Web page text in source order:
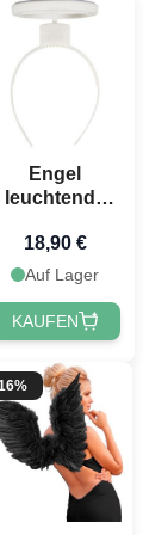
Engel
leuchtende
Haarband
weiß - 20x15,6
18,90 €
Auf Lager
KAUFEN